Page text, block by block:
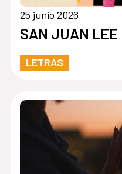
25 junio 2026
SAN JUAN LEE
LETRAS